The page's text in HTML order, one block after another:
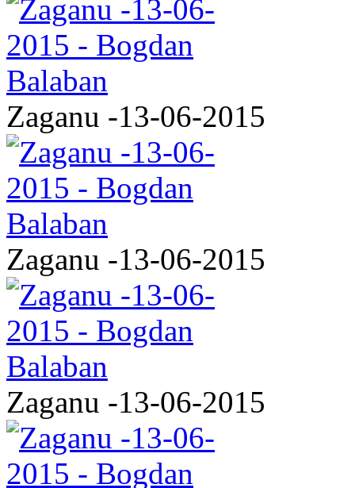
Zaganu -13-06-2015
Zaganu -13-06-2015
Zaganu -13-06-2015